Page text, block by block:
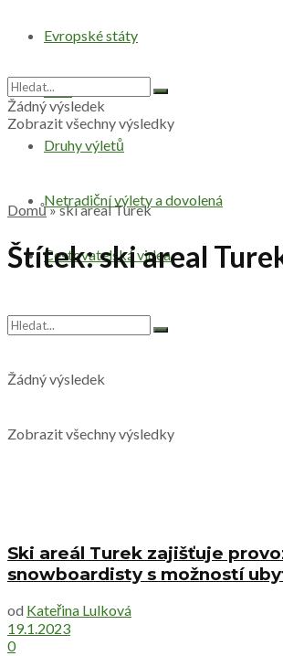
Evropské státy
Svět
Druhy výletů
Netradiční výlety a dovolená
Cestovatelská videa
Žádný výsledek
Zobrazit všechny výsledky
Žádný výsledek
Zobrazit všechny výsledky
Domů»ski areal Turek
Štítek:ski areal
Ski areál Turek zajišťuje
snowboardisty s možností
od Kateřina Lulková
19.1.2023
0